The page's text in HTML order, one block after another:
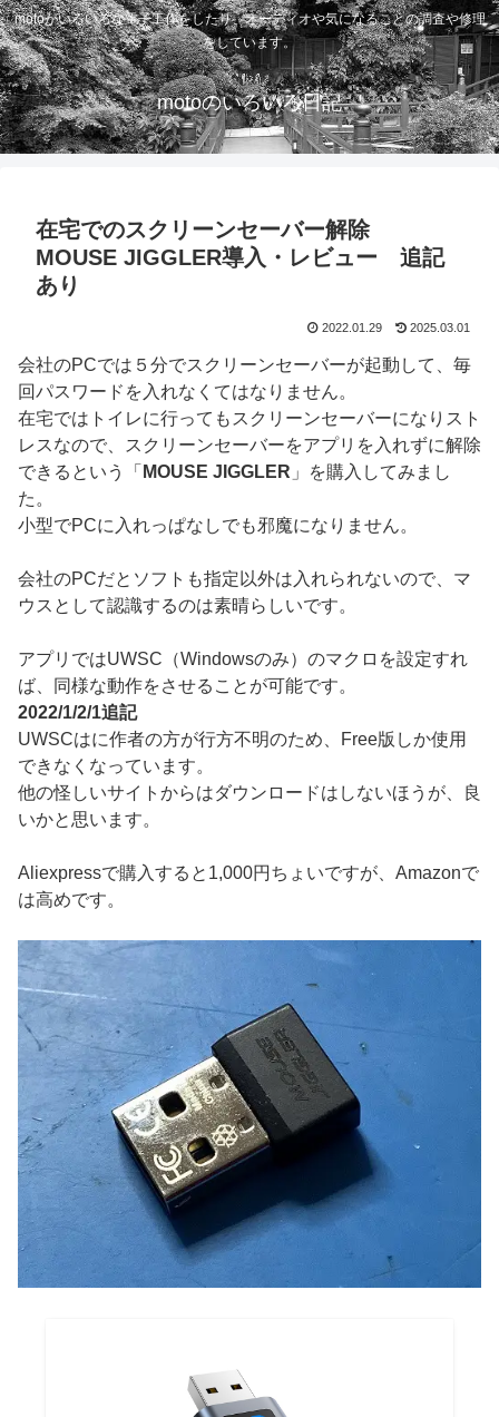
motoがいろいろな電子工作をしたり、オーディオや気になることの調査や修理
をしています。
motoのいろいろ日記
在宅でのスクリーンセーバー解除
MOUSE JIGGLER導入・レビュー 追記
あり
2022.01.29 2025.03.01
会社のPCでは５分でスクリーンセーバーが起動して、毎
回パスワードを入れなくてはなりません。
在宅ではトイレに行ってもスクリーンセーバーになりスト
レスなので、スクリーンセーバーをアプリを入れずに解除
できるという「 MOUSE JIGGLER 」を購入してみまし
た。
小型でPCに入れっぱなしでも邪魔になりません。
会社のPCだとソフトも指定以外は入れられないので、マ
ウスとして認識するのは素晴らしいです。
アプリではUWSC（Windowsのみ）のマクロを設定すれ
ば、同様な動作をさせることが可能です。
2022/1/2/1追記
UWSCはに作者の方が行方不明のため、Free版しか使用
できなくなっています。
他の怪しいサイトからはダウンロードはしないほうが、良
いかと思います。
Aliexpressで購入すると1,000円ちょいですが、Amazonで
は高めです。